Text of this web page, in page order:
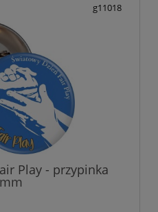
g11018
Play - przypinka